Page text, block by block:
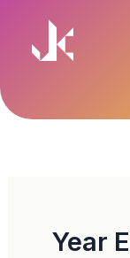
content
Year